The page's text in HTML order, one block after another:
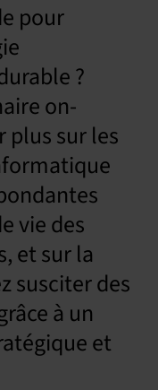
pour
?
on-
plus sur les
vie des
et sur la
susciter des
à un
et